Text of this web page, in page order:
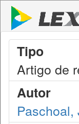
Tipo
Artigo de
Autor
Paschoal,